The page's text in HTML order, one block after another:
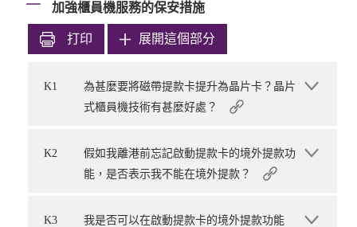
加強櫃員機服務的保安措施
打印 展開這個部分
K1
為甚麼要將磁帶提款卡提升為晶片卡？晶片
式櫃員機技術有甚麼好處？
K2
假如我離港前忘記啟動提款卡的境外提款功
能，是否表示我不能在境外提款？
K3
我是否可以在啟動提款卡的境外提款功能